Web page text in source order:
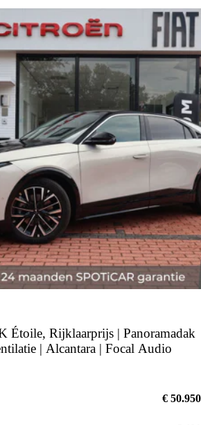
Étoile, Rijklaarprijs | Panoramadak
| Alcantara | Focal Audio
€ 50.950